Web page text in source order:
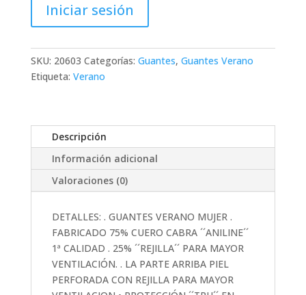
Iniciar sesión
SKU: 20603 Categorías: Guantes, Guantes Verano
Etiqueta: Verano
Descripción
Información adicional
Valoraciones (0)
DETALLES: . GUANTES VERANO MUJER .
FABRICADO 75% CUERO CABRA ´´ANILINE´´
1ª CALIDAD . 25% ´´REJILLA´´ PARA MAYOR
VENTILACIÓN. . LA PARTE ARRIBA PIEL
PERFORADA CON REJILLA PARA MAYOR